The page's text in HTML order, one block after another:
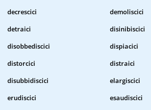
decrescici
demoliscici
detraici
disinibiscici
disobbediscici
dispiacici
distorcici
distraici
disubbidiscici
elargiscici
erudiscici
esaudiscici